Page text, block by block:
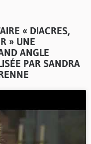
« DIACRES,
» UNE
ANGLE
PAR SANDRA